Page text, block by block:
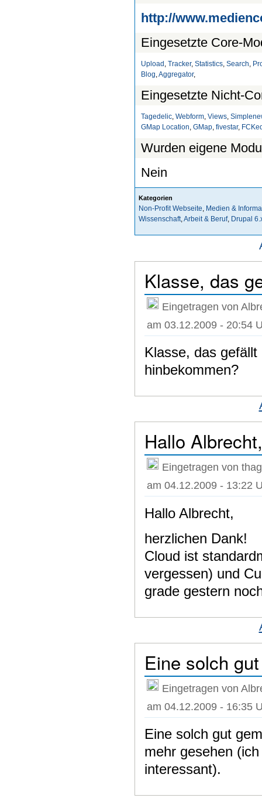
http://
Eingesetzte Core-
Upload , Tracker, Statistics, Search,
Blog,Aggregator,
Eingesetzte Nicht-
Tagedelic, Webform, Views,
GMap Location, GMap, fivestar,
Wurden eigene
Nein
Kategorien
Non-Profit Webseite, Medien &
Wissenschaft,Arbeit & Beruf, Drupal
Klasse, das
Eingetragen von
am 03.12.2009 - 20:54
Klasse, das
hinbekommen?
Hallo
Eingetragen von
am 04.12.2009 - 13:22
Hallo Albrecht,
herzlichen Dank!
Cloud ist
vergessen) und
grade gestern
Eine solch
Eingetragen von
am 04.12.2009 - 16:35
Eine solch gut
mehr gesehen
interessant).